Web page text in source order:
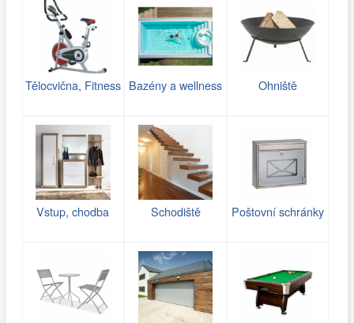
Tělocvična, Fitness Bazény a wellness Ohniště
Vstup, chodba Schodiště Poštovní schránky